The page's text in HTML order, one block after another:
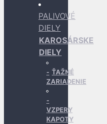
PALIVOVÉ
DIELY
KAROSÁRSKE
DIELY
ŤAŽNÉ
ZARIADENIE
VZPERY
KAPOTY